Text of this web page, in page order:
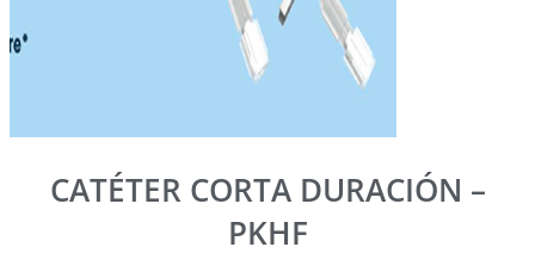
CATÉTER CORTA DURACIÓN –
PKHF